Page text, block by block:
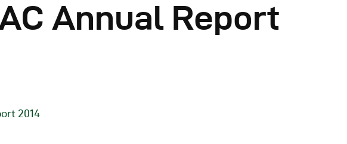
Documents Officiels
Annual Report
2014